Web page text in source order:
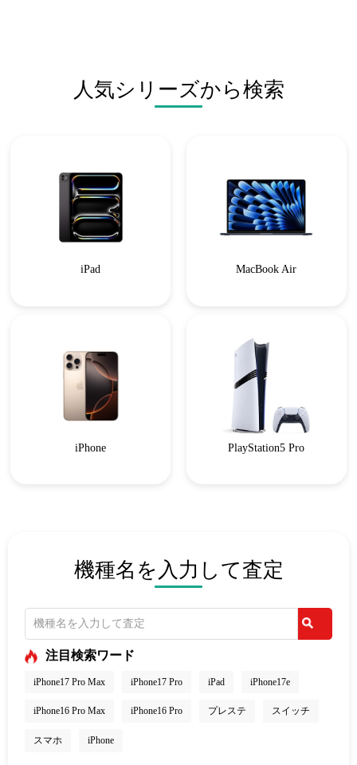
人気シリーズから検索
iPad MacBook Air
iPhone PlayStation5 Pro
機種名を入力して査定
注目検索ワード
iPhone17 Pro Max iPhone17 Pro iPad iPhone17e
iPhone16 Pro Max iPhone16 Pro プレステ スイッチ
スマホ iPhone